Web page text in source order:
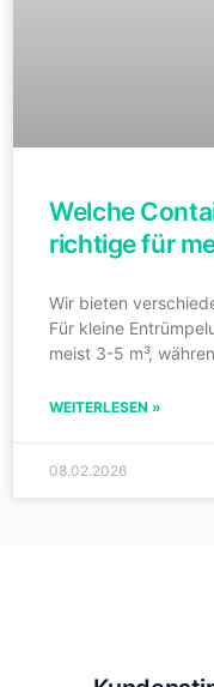
Welche
richtige für
Wir bieten
Für kleine
meist 3-5 m³,
WEITERLESEN »
08.02.2026